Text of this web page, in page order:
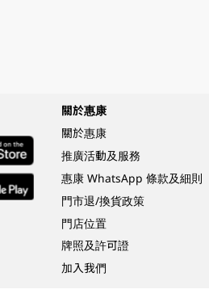
關於惠康
關於惠康
推廣活動及服務
惠康 WhatsApp 條款及細則
門市退/換貨政策
門店位置
牌照及許可證
加入我們